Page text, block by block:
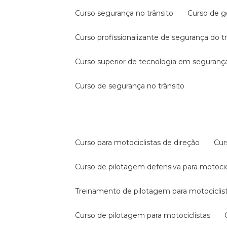
curso segurança no trânsito curso de
curso profissionalizante de segurança do
curso superior de tecnologia em
curso de segurança no trânsito
curso para motociclistas de direção
curso de pilotagem defensiva para
treinamento de pilotagem para
curso de pilotagem para motociclistas